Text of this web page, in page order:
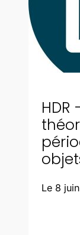
Le 8